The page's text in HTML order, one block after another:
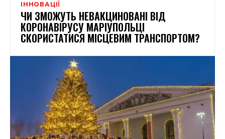
ІННОВАЦІЇ
ЧИ ЗМОЖУТЬ НЕВАКЦИНОВАНІ ВІД
КОРОНАВІРУСУ МАРІУПОЛЬЦІ
СКОРИСТАТИСЯ МІСЦЕВИМ ТРАНСПОРТОМ?